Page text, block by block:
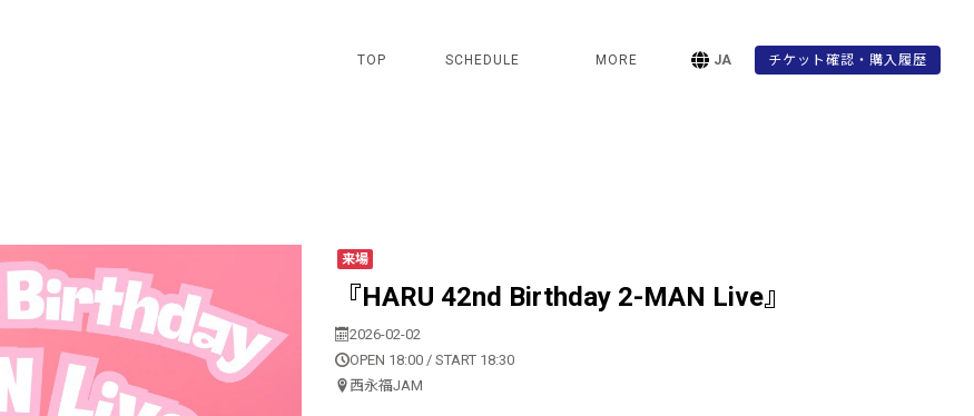
TOP SCHEDULE MORE JA チケット確認・購入履歴
来場
『HARU 42nd Birthday 2-MAN Live』
2026-02-02
OPEN 18:00 / START 18:30
西永福JAM